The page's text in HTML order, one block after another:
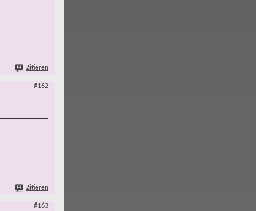
Zitieren
#162
Zitieren
#163